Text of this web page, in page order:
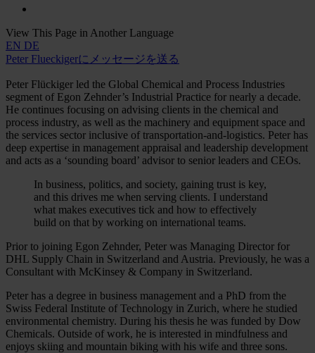
View This Page in Another Language
EN DE
Peter Flueckigerにメッセージを送る
Peter Flückiger led the Global Chemical and Process Industries
segment of Egon Zehnder’s Industrial Practice for nearly a decade.
He continues focusing on advising clients in the chemical and
process industry, as well as the machinery and equipment space and
the services sector inclusive of transportation-and-logistics. Peter has
deep expertise in management appraisal and leadership development
and acts as a ‘sounding board’ advisor to senior leaders and CEOs.
In business, politics, and society, gaining trust is key,
and this drives me when serving clients. I understand
what makes executives tick and how to effectively
build on that by working on international teams.
Prior to joining Egon Zehnder, Peter was Managing Director for
DHL Supply Chain in Switzerland and Austria. Previously, he was a
Consultant with McKinsey & Company in Switzerland.
Peter has a degree in business management and a PhD from the
Swiss Federal Institute of Technology in Zurich, where he studied
environmental chemistry. During his thesis he was funded by Dow
Chemicals. Outside of work, he is interested in mindfulness and
enjoys skiing and mountain biking with his wife and three sons.